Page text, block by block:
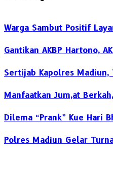
Warga Sambut Positif
Gantikan AKBP Hartono,
Sertijab Kapolres Madiun,
Manfaatkan Jum,at
Dilema “Prank” Kue Hari
Polres Madiun Gelar